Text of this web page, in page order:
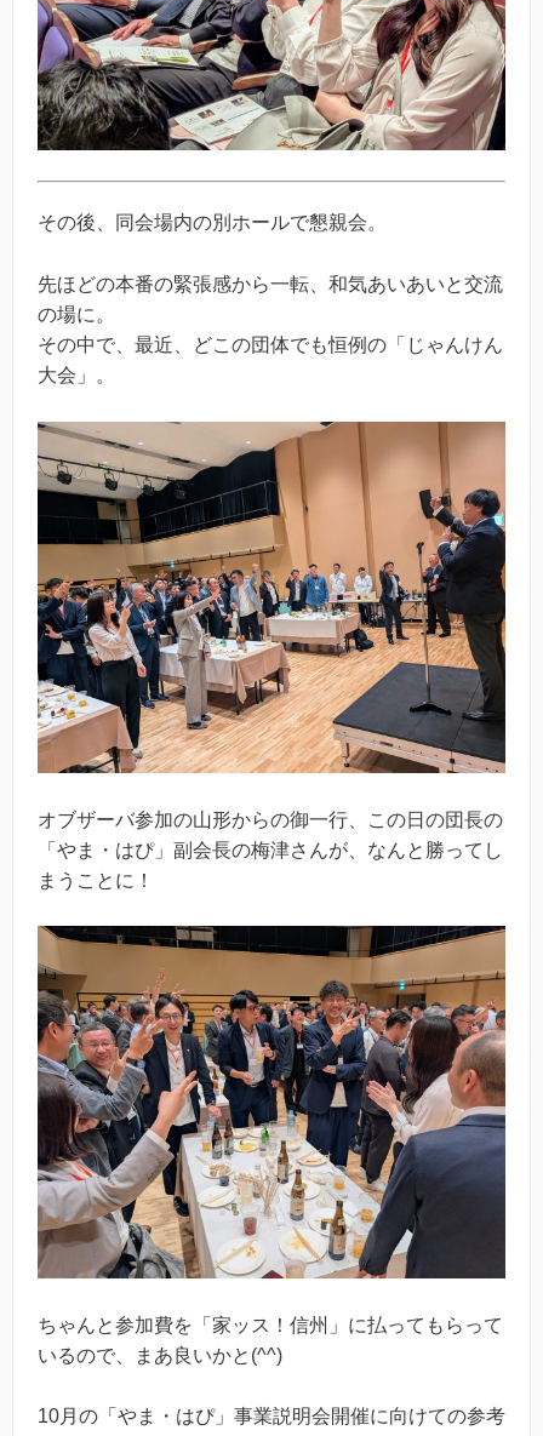
その後、同会場内の別ホールで懇親会。
先ほどの本番の緊張感から一転、和気あいあいと交流
の場に。
その中で、最近、どこの団体でも恒例の「じゃんけん
大会」。
オブザーバ参加の山形からの御一行、この日の団長の
「やま・はぴ」副会長の梅津さんが、なんと勝ってし
まうことに！
ちゃんと参加費を「家ッス！信州」に払ってもらって
いるので、まあ良いかと(^^)
10月の「やま・はぴ」事業説明会開催に向けての参考